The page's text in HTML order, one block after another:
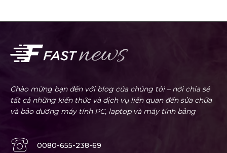
Chào mừng bạn đến với blog của chúng tôi – nơi chia sẻ
tất cả những kiến thức và dịch vụ liên quan đến sửa chữa
và bảo dưỡng máy tính PC, laptop và máy tính bảng
0080-655-238-69